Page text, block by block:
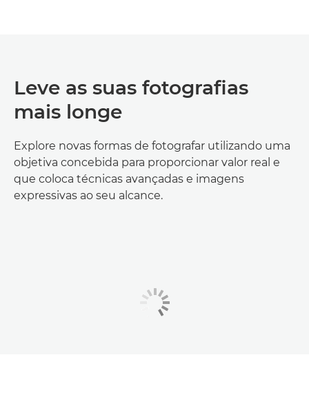
Leve as suas fotografias
mais longe
Explore novas formas de fotografar utilizando uma
objetiva concebida para proporcionar valor real e
que coloca técnicas avançadas e imagens
expressivas ao seu alcance.